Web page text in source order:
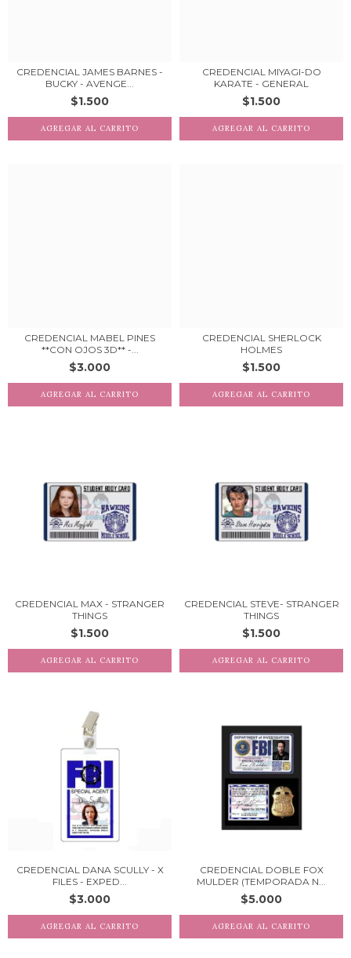
CREDENCIAL JAMES BARNES -
BUCKY - AVENGE...
$1.500
CREDENCIAL MIYAGI-DO
KARATE - GENERAL
$1.500
CREDENCIAL MABEL PINES
**CON OJOS 3D** -...
$3.000
CREDENCIAL SHERLOCK
HOLMES
$1.500
CREDENCIAL MAX - STRANGER
THINGS
$1.500
CREDENCIAL STEVE- STRANGER
THINGS
$1.500
CREDENCIAL DANA SCULLY - X
FILES - EXPED...
$3.000
CREDENCIAL DOBLE FOX
MULDER (TEMPORADA N...
$5.000